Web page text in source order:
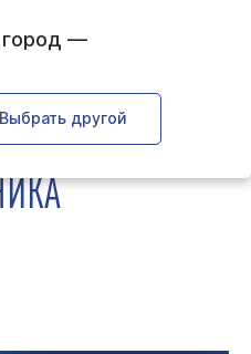
город —
Выбрать другой